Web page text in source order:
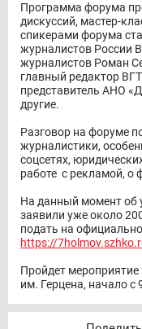
Программа форума
дискуссий, мастер-
спикерами форума
журналистов России
журналистов Роман
главный редактор
представитель АНО
другие.
Разговор на форуме
журналистики,
соцсетях,
работе с рекламой, о
На данный момент об
заявили уже около
подать на
https://
Пройдет
им. Герцена, начало с